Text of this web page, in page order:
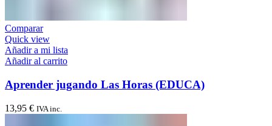
Comparar
Quick view
Añadir a mi lista
Añadir al carrito
Aprender jugando Las Horas (EDUCA)
13,95 € IVA inc.